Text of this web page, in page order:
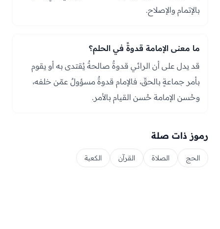
بالإتمام والإصلاح.
ما معنى الإمامة قدوةً في الحلم؟
قد يدل على أن الرائي قدوةٌ صالحةٌ يُقتدى به أو يقوم
بأمر جماعةٍ بالحقّ، فالإمام قدوةٌ مسؤولٌ عمّن خلفه،
وحُسن الإمامة حُسن القيام بالأمر.
رموز ذات صلة
الحج الصلاة القرآن الكعبة